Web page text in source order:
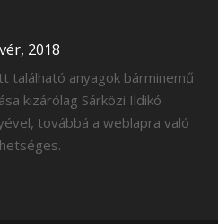
2018
található anyagok bárminemű
kizárólag Sárközi Ildikó
továbbá a weblapra való